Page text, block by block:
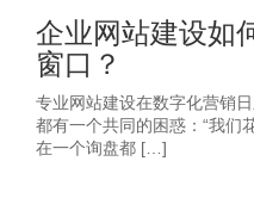
企业网站建设如
窗口？
专业网站建设在数字化营销
都有一个共同的困惑：“我们
在一个询盘都 […]